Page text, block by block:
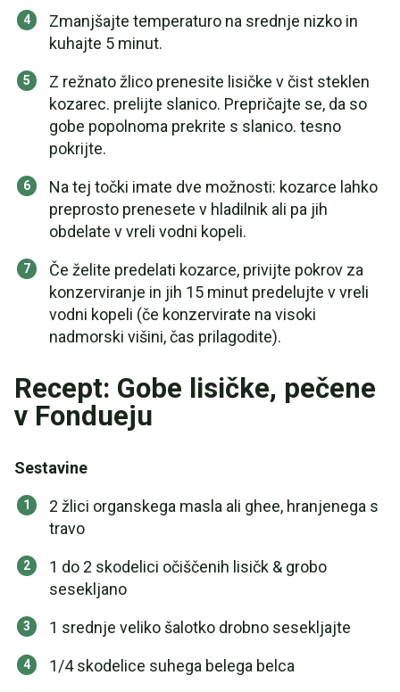
Zmanjšajte temperaturo na srednje nizko in
kuhajte 5 minut.
Z režnato žlico prenesite lisičke v čist steklen
kozarec. prelijte slanico. Prepričajte se, da so
gobe popolnoma prekrite s slanico. tesno
pokrijte.
Na tej točki imate dve možnosti: kozarce lahko
preprosto prenesete v hladilnik ali pa jih
obdelate v vreli vodni kopeli.
Če želite predelati kozarce, privijte pokrov za
konzerviranje in jih 15 minut predelujte v vreli
vodni kopeli (če konzervirate na visoki
nadmorski višini, čas prilagodite).
Recept: Gobe lisičke, pečene
v Fondueju
Sestavine
2 žlici organskega masla ali ghee, hranjenega s
travo
1 do 2 skodelici očiščenih lisičk & grobo
sesekljano
1 srednje veliko šalotko drobno sesekljajte
1/4 skodelice suhega belega belca